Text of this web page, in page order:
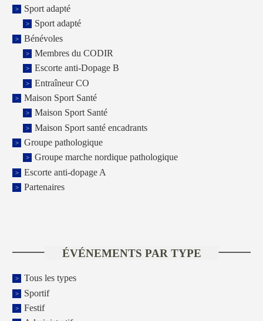
Sport adapté
Sport adapté
Bénévoles
Membres du CODIR
Escorte anti-Dopage B
Entraîneur CO
Maison Sport Santé
Maison Sport Santé
Maison Sport santé encadrants
Groupe pathologique
Groupe marche nordique pathologique
Escorte anti-dopage A
Partenaires
ÉVÉNEMENTS PAR TYPE
Tous les types
Sportif
Festif